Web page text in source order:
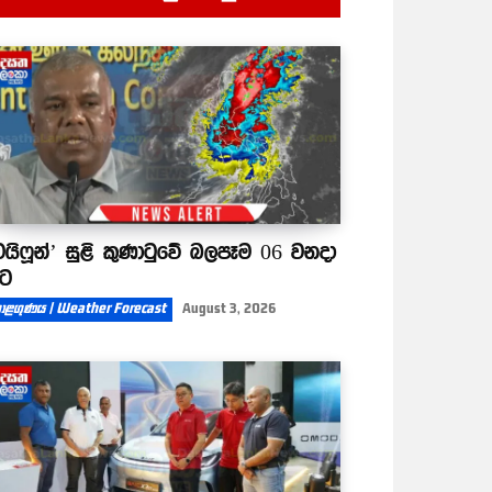
සුළි කුණාටුවේ බලපෑම 06 වනදා
| Weather Forecast August 3, 2026